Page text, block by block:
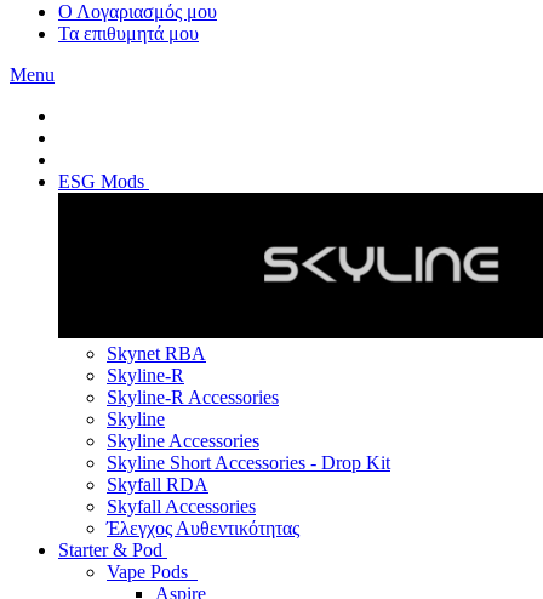
Ο Λογαριασμός μου
Τα επιθυμητά μου
Menu
ESG Mods
Skynet RBA
Skyline-R
Skyline-R Accessories
Skyline
Skyline Accessories
Skyline Short Accessories - Drop Kit
Skyfall RDA
Skyfall Accessories
Έλεγχος Αυθεντικότητας
Starter & Pod
Vape Pods
Aspire